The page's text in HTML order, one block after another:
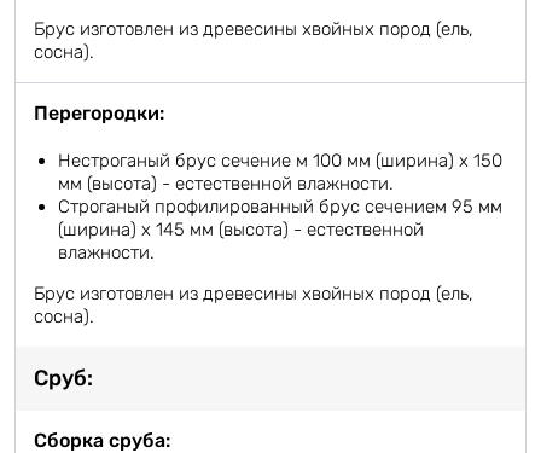
Брус изготовлен из древесины хвойных пород (ель,
сосна).
Перегородки:
Нестроганый брус сечение м 100 мм (ширина) х 150
мм (высота) - естественной влажности.
Строганый профилированный брус сечением 95 мм
(ширина) х 145 мм (высота) - естественной
влажности.
Брус изготовлен из древесины хвойных пород (ель,
сосна).
Сруб:
Сборка сруба: